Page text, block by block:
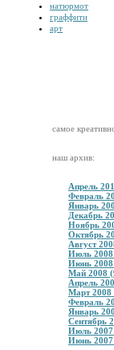
натюрмот
граффити
арт
самое
наш архив:
Апрель
Февраль
Январь
Декабрь
Ноябрь
Октябрь
Август
Июль
Июнь
Май 2008
Апрель
Март 2008
Февраль
Январь
Сентябрь
Июль 2007
Июнь 2007